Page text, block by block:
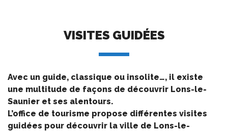
VISITES GUIDÉES
Avec un guide, classique ou insolite…, il existe
une multitude de façons de découvrir Lons-le-
Saunier et ses alentours.
L’office de tourisme propose différentes visites
guidées pour découvrir la ville de Lons-le-